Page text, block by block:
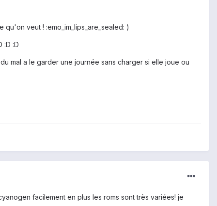
veut ! :emo_im_lips_are_sealed: )
:D :D
mal a le garder une journée sans charger si elle joue ou
facilement en plus les roms sont très variées! je